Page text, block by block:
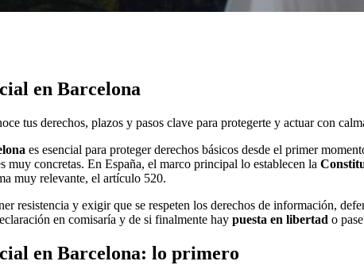
en Barcelona
tus derechos, plazos y pasos clave para protegerte y actuar con
es esencial para proteger derechos básicos desde el primer
muy concretas. En España, el marco principal lo establecen la
muy relevante, el artículo 520.
resistencia y exigir que se respeten los derechos de información,
en comisaría y de si finalmente hay puesta en libertad o
en Barcelona: lo primero